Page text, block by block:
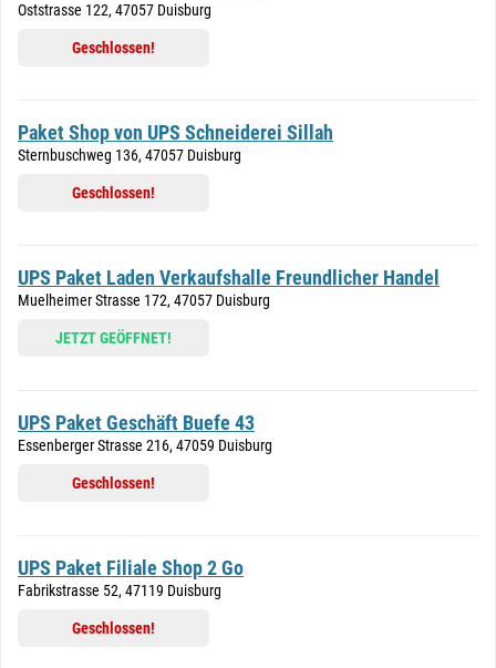
Oststrasse 122, 47057 Duisburg
Geschlossen!
Paket Shop von UPS Schneiderei Sillah
Sternbuschweg 136, 47057 Duisburg
Geschlossen!
UPS Paket Laden Verkaufshalle Freundlicher Handel
Muelheimer Strasse 172, 47057 Duisburg
JETZT GEÖFFNET!
UPS Paket Geschäft Buefe 43
Essenberger Strasse 216, 47059 Duisburg
Geschlossen!
UPS Paket Filiale Shop 2 Go
Fabrikstrasse 52, 47119 Duisburg
Geschlossen!